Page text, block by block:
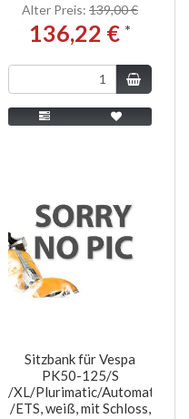
Alter Preis: 139,00 €
136,22 € *
Sitzbank für Vespa
PK50-125/S
/XL/Plurimatic/Automatica
/ETS, weiß, mit Schloss,